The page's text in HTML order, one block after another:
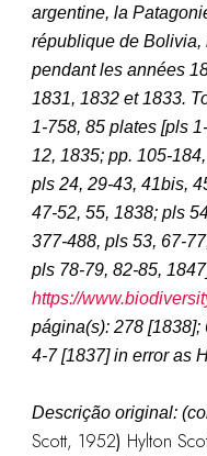
argentine, la
république de Bolivia,
pendant les années
1831, 1832 et 1833.
1-758, 85 plates [pls
12, 1835; pp. 105-
pls 24, 29-43, 41bis,
47-52, 55, 1838; pls
377-488, pls 53, 67-
pls 78-79, 82-85,
https://
página(s): 278 [1838];
4-7 [1837] in error as
Descrição original:
Scott, 1952) Hylton